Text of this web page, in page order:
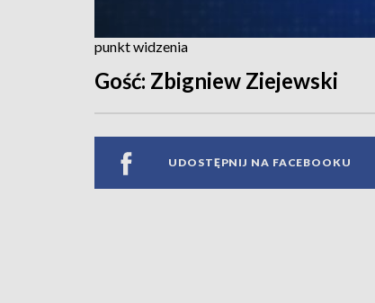
punkt widzenia
Gość: Zbigniew Ziejewski
UDOSTĘPNIJ NA FACEBOOKU